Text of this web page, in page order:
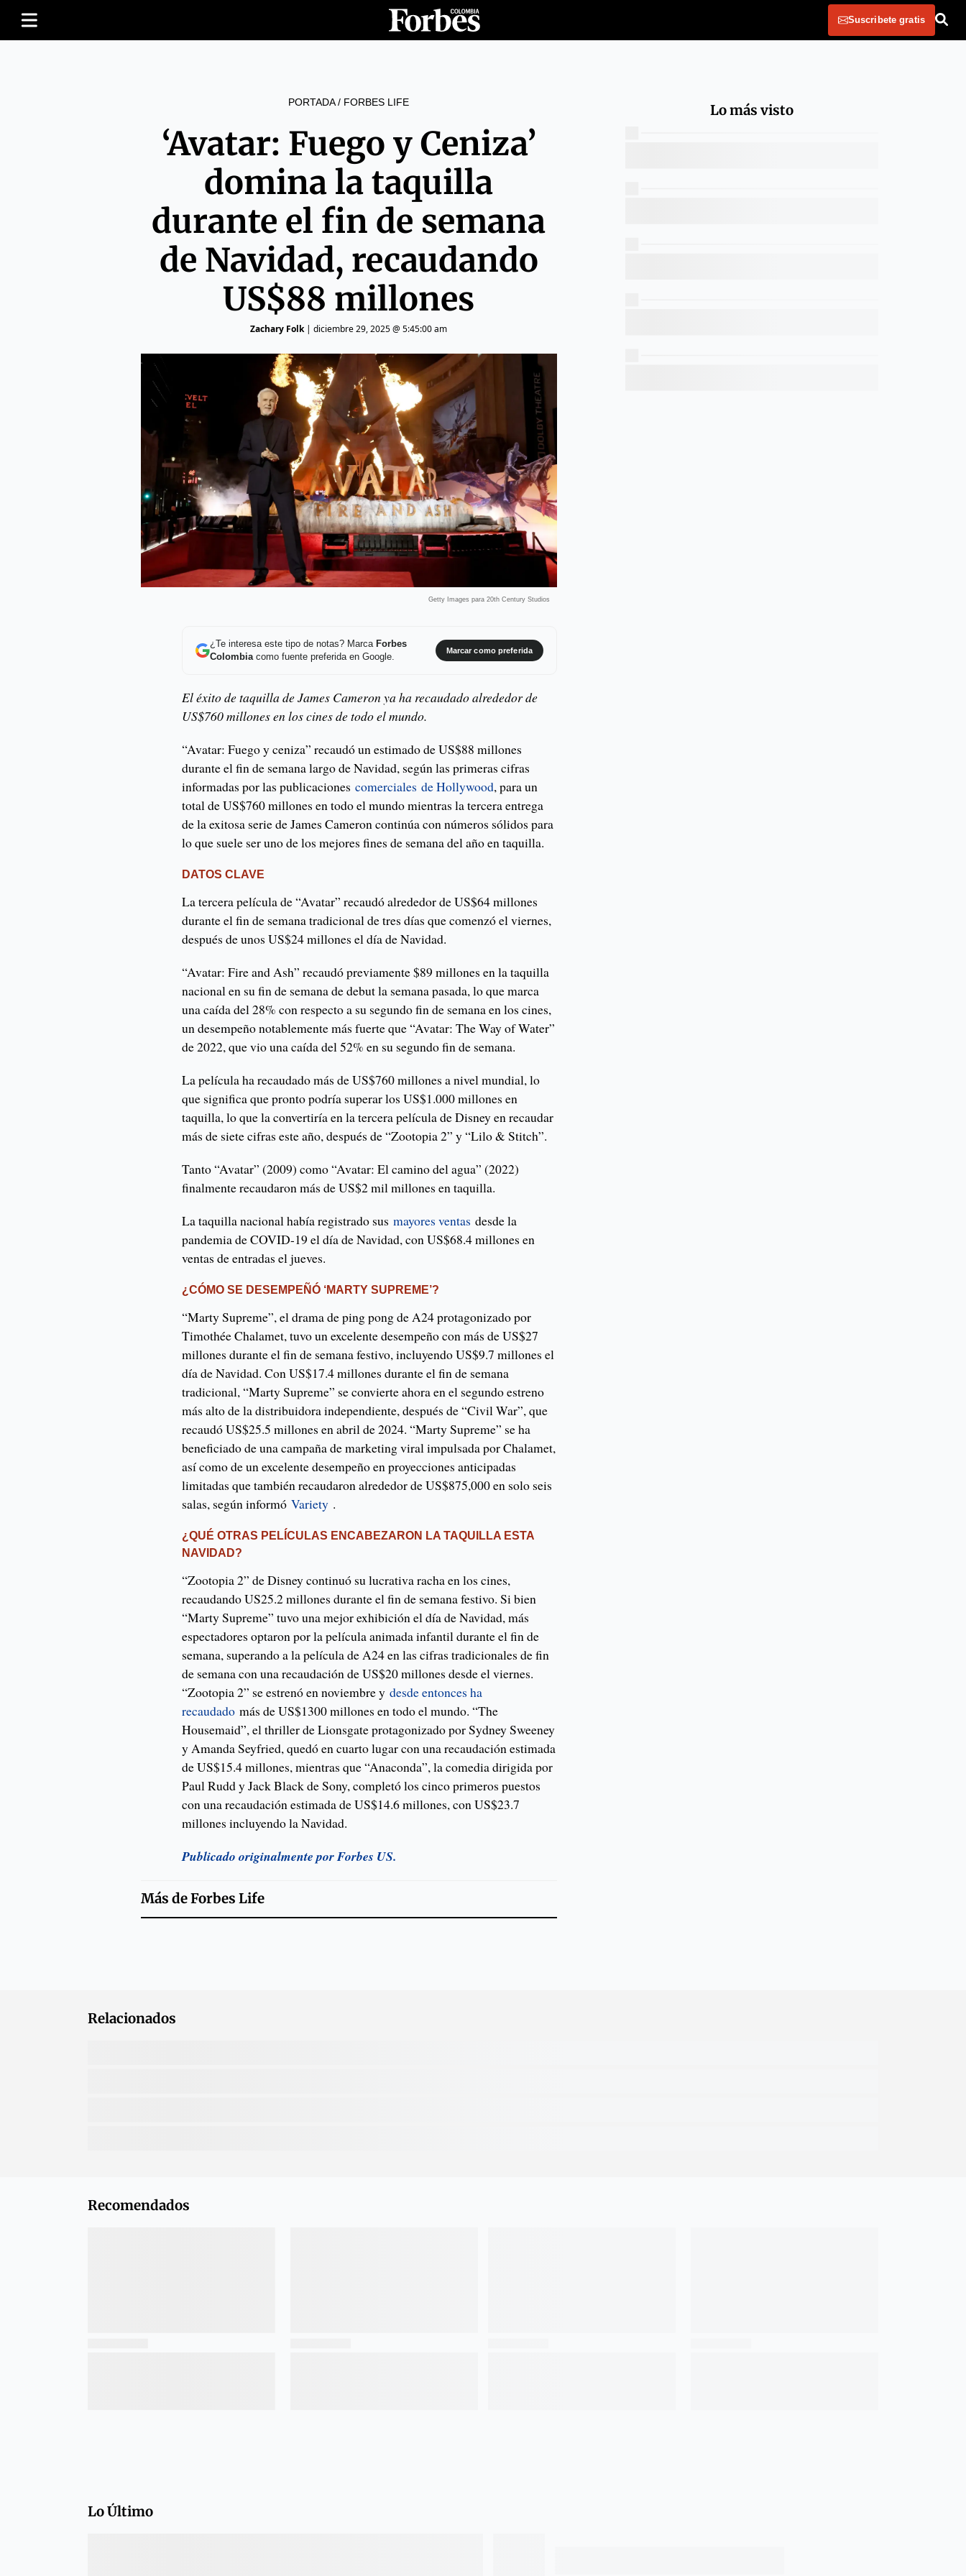
Suscribete gratis
PORTADA/ FORBES LIFE
‘Avatar: Fuego y Ceniza’
domina la taquilla
durante el fin de semana
de Navidad, recaudando
US$88 millones
Zachary Folk| diciembre 29, 2025 @ 5:45:00 am
Getty Images para 20th Century Studios
¿Te interesa este tipo de notas? Marca Forbes
Colombiacomo fuente preferida en Google.
Marcar como preferida
El éxito de taquilla de James Cameron ya ha recaudado alrededor de
US$760 millones en los cines de todo el mundo.
“Avatar: Fuego y ceniza” recaudó un estimado de US$88 millones
durante el fin de semana largo de Navidad, según las primeras cifras
informadas por las publicacionescomercialesde Hollywood, para un
total de US$760 millones en todo el mundo mientras la tercera entrega
de la exitosa serie de James Cameron continúa con números sólidos para
lo que suele ser uno de los mejores fines de semana del año en taquilla.
DATOS CLAVE
La tercera película de “Avatar” recaudó alrededor de US$64 millones
durante el fin de semana tradicional de tres días que comenzó el viernes,
después de unos US$24 millones el día de Navidad.
“Avatar: Fire and Ash” recaudó previamente $89 millones en la taquilla
nacional en su fin de semana de debut la semana pasada, lo que marca
una caída del 28% con respecto a su segundo fin de semana en los cines,
un desempeño notablemente más fuerte que “Avatar: The Way of Water”
de 2022, que vio una caída del 52% en su segundo fin de semana.
La película ha recaudado más de US$760 millones a nivel mundial, lo
que significa que pronto podría superar los US$1.000 millones en
taquilla, lo que la convertiría en la tercera película de Disney en recaudar
más de siete cifras este año, después de “Zootopia 2” y “Lilo & Stitch”.
Tanto “Avatar” (2009) como “Avatar: El camino del agua” (2022)
finalmente recaudaron más de US$2 mil millones en taquilla.
La taquilla nacional había registrado susmayores ventas desde la
pandemia de COVID-19 el día de Navidad, con US$68.4 millones en
ventas de entradas el jueves.
¿CÓMO SE DESEMPEÑÓ ‘MARTY SUPREME’?
“Marty Supreme”, el drama de ping pong de A24 protagonizado por
Timothée Chalamet, tuvo un excelente desempeño con más de US$27
millones durante el fin de semana festivo, incluyendo US$9.7 millones el
día de Navidad. Con US$17.4 millones durante el fin de semana
tradicional, “Marty Supreme” se convierte ahora en el segundo estreno
más alto de la distribuidora independiente, después de “Civil War”, que
recaudó US$25.5 millones en abril de 2024. “Marty Supreme” se ha
beneficiado de una campaña de marketing viral impulsada por Chalamet,
así como de un excelente desempeño en proyecciones anticipadas
limitadas que también recaudaron alrededor de US$875,000 en solo seis
salas, según informóVariety .
¿QUÉ OTRAS PELÍCULAS ENCABEZARON LA TAQUILLA ESTA
NAVIDAD?
“Zootopia 2” de Disney continuó su lucrativa racha en los cines,
recaudando US25.2 millones durante el fin de semana festivo. Si bien
“Marty Supreme” tuvo una mejor exhibición el día de Navidad, más
espectadores optaron por la película animada infantil durante el fin de
semana, superando a la película de A24 en las cifras tradicionales de fin
de semana con una recaudación de US$20 millones desde el viernes.
“Zootopia 2” se estrenó en noviembre ydesde entonces ha
recaudado más de US$1300 millones en todo el mundo. “The
Housemaid”, el thriller de Lionsgate protagonizado por Sydney Sweeney
y Amanda Seyfried, quedó en cuarto lugar con una recaudación estimada
de US$15.4 millones, mientras que “Anaconda”, la comedia dirigida por
Paul Rudd y Jack Black de Sony, completó los cinco primeros puestos
con una recaudación estimada de US$14.6 millones, con US$23.7
millones incluyendo la Navidad.
Publicado originalmente por Forbes US.
Más deForbes Life
Lo más visto
Relacionados
Recomendados
Lo Último